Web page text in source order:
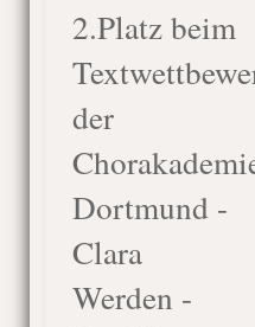
2.Platz beim
der
Dortmund -
Clara
Werden -